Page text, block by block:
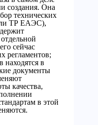
создания. Она
технических
ТР ЕАЭС),
сейчас
регламентов;
находятся в
документы
качества,
в этой